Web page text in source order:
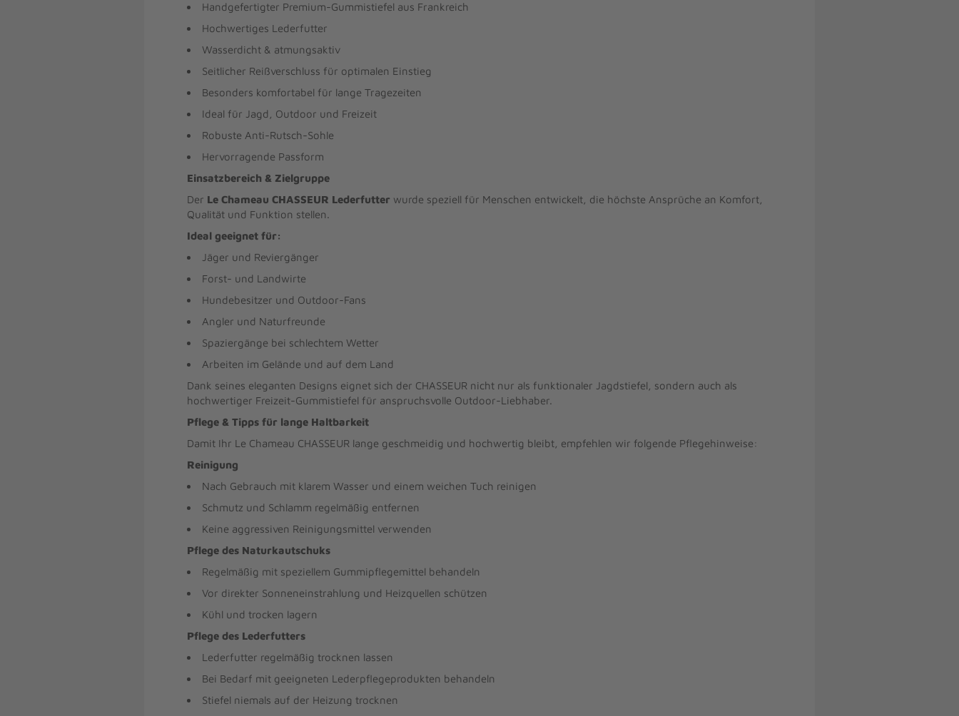
Handgefertigter Premium-Gummistiefel aus Frankreich
Hochwertiges Lederfutter
Wasserdicht & atmungsaktiv
Seitlicher Reißverschluss für optimalen Einstieg
Besonders komfortabel für lange Tragezeiten
Ideal für Jagd, Outdoor und Freizeit
Robuste Anti-Rutsch-Sohle
Hervorragende Passform
Einsatzbereich & Zielgruppe
Der Le Chameau CHASSEUR Lederfutter wurde speziell für Menschen entwickelt, die höchste Ansprüche an Komfort,
Qualität und Funktion stellen.
Ideal geeignet für:
Jäger und Reviergänger
Forst- und Landwirte
Hundebesitzer und Outdoor-Fans
Angler und Naturfreunde
Spaziergänge bei schlechtem Wetter
Arbeiten im Gelände und auf dem Land
Dank seines eleganten Designs eignet sich der CHASSEUR nicht nur als funktionaler Jagdstiefel, sondern auch als
hochwertiger Freizeit-Gummistiefel für anspruchsvolle Outdoor-Liebhaber.
Pflege & Tipps für lange Haltbarkeit
Damit Ihr Le Chameau CHASSEUR lange geschmeidig und hochwertig bleibt, empfehlen wir folgende Pflegehinweise:
Reinigung
Nach Gebrauch mit klarem Wasser und einem weichen Tuch reinigen
Schmutz und Schlamm regelmäßig entfernen
Keine aggressiven Reinigungsmittel verwenden
Pflege des Naturkautschuks
Regelmäßig mit speziellem Gummipflegemittel behandeln
Vor direkter Sonneneinstrahlung und Heizquellen schützen
Kühl und trocken lagern
Pflege des Lederfutters
Lederfutter regelmäßig trocknen lassen
Bei Bedarf mit geeigneten Lederpflegeprodukten behandeln
Stiefel niemals auf der Heizung trocknen